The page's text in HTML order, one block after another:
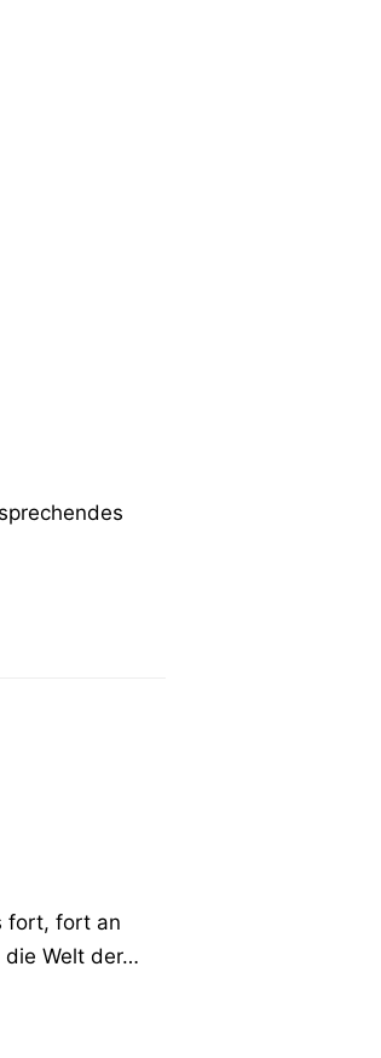
fort, fort an
die Welt der…